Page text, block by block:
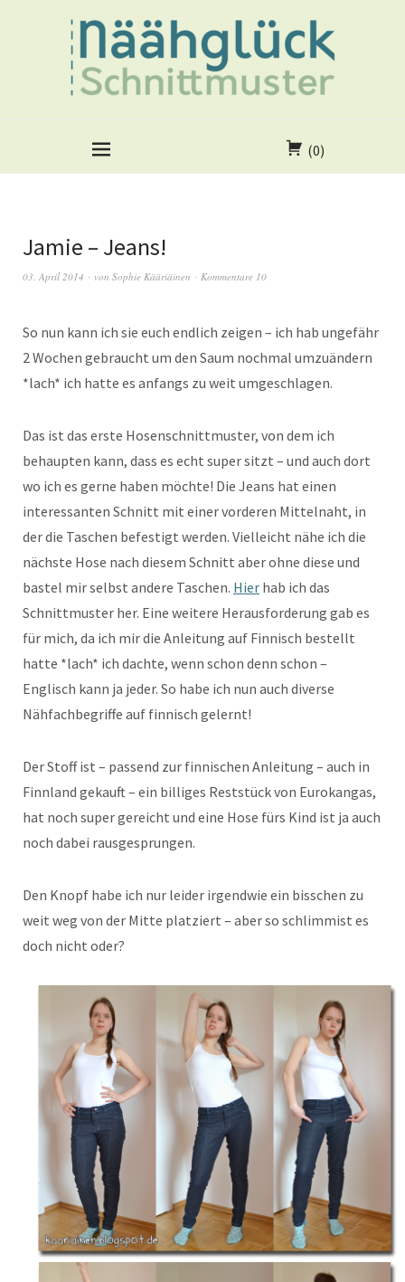
(0)
Jamie – Jeans!
03. April 2014 von Sophie Kääriäinen Kommentare 10
So nun kann ich sie euch endlich zeigen – ich hab ungefähr
2 Wochen gebraucht um den Saum nochmal umzuändern
*lach* ich hatte es anfangs zu weit umgeschlagen.
Das ist das erste Hosenschnittmuster, von dem ich
behaupten kann, dass es echt super sitzt – und auch dort
wo ich es gerne haben möchte! Die Jeans hat einen
interessanten Schnitt mit einer vorderen Mittelnaht, in
der die Taschen befestigt werden. Vielleicht nähe ich die
nächste Hose nach diesem Schnitt aber ohne diese und
bastel mir selbst andere Taschen. Hier hab ich das
Schnittmuster her. Eine weitere Herausforderung gab es
für mich, da ich mir die Anleitung auf Finnisch bestellt
hatte *lach* ich dachte, wenn schon denn schon –
Englisch kann ja jeder. So habe ich nun auch diverse
Nähfachbegriffe auf finnisch gelernt!
Der Stoff ist – passend zur finnischen Anleitung – auch in
Finnland gekauft – ein billiges Reststück von Eurokangas,
hat noch super gereicht und eine Hose fürs Kind ist ja auch
noch dabei rausgesprungen.
Den Knopf habe ich nur leider irgendwie ein bisschen zu
weit weg von der Mitte platziert – aber so schlimmist es
doch nicht oder?